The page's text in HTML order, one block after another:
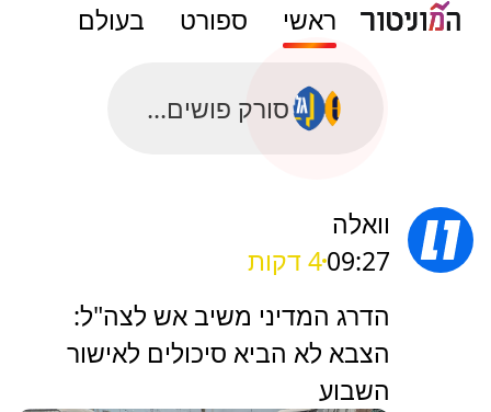
ראשי ספורט בעולם
סורק פושים...
וואלה
09:274 דקות
הדרג המדיני משיב אש לצה"ל:
הצבא לא הביא סיכולים לאישור
השבוע